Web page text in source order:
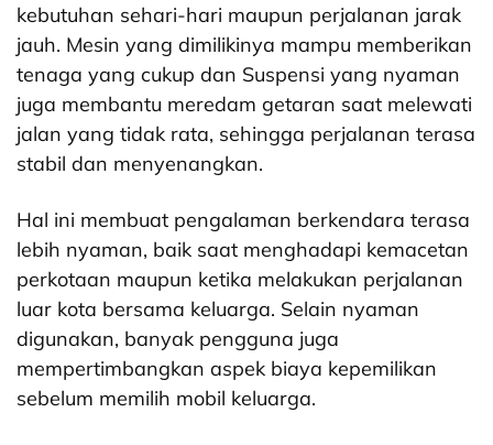
kebutuhan sehari-hari maupun perjalanan jarak
jauh. Mesin yang dimilikinya mampu memberikan
tenaga yang cukup dan Suspensi yang nyaman
juga membantu meredam getaran saat melewati
jalan yang tidak rata, sehingga perjalanan terasa
stabil dan menyenangkan.
Hal ini membuat pengalaman berkendara terasa
lebih nyaman, baik saat menghadapi kemacetan
perkotaan maupun ketika melakukan perjalanan
luar kota bersama keluarga. Selain nyaman
digunakan, banyak pengguna juga
mempertimbangkan aspek biaya kepemilikan
sebelum memilih mobil keluarga.